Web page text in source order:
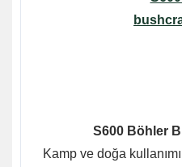
S600 Böhler
Kamp ve doğa